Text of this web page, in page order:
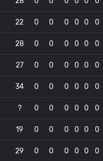
22 0 0 0 0 0 0
28 0 0 0 0 0 0
27 0 0 0 0 0 0
34 0 0 0 0 0 0
? 0 0 0 0 0 0
19 0 0 0 0 0 0
29 0 0 0 0 0 0